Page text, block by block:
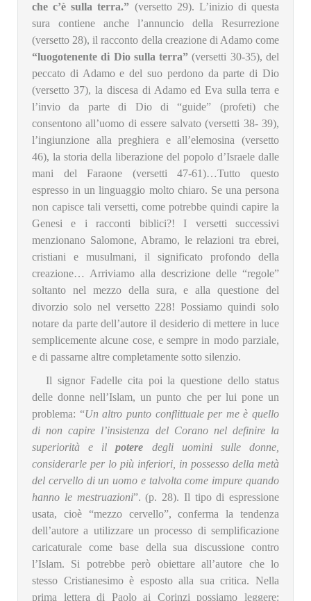
che c’è sulla terra.” (versetto 29). L’inizio di questa
sura contiene anche l’annuncio della Resurrezione
(versetto 28), il racconto della creazione di Adamo come
“luogotenente di Dio sulla terra” (versetti 30-35), del
peccato di Adamo e del suo perdono da parte di Dio
(versetto 37), la discesa di Adamo ed Eva sulla terra e
l’invio da parte di Dio di “guide” (profeti) che
consentono all’uomo di essere salvato (versetti 38- 39),
l’ingiunzione alla preghiera e all’elemosina (versetto
46), la storia della liberazione del popolo d’Israele dalle
mani del Faraone (versetti 47-61)…Tutto questo
espresso in un linguaggio molto chiaro. Se una persona
non capisce tali versetti, come potrebbe quindi capire la
Genesi e i racconti biblici?! I versetti successivi
menzionano Salomone, Abramo, le relazioni tra ebrei,
cristiani e musulmani, il significato profondo della
creazione… Arriviamo alla descrizione delle “regole”
soltanto nel mezzo della sura, e alla questione del
divorzio solo nel versetto 228! Possiamo quindi solo
notare da parte dell’autore il desiderio di mettere in luce
semplicemente alcune cose, e sempre in modo parziale,
e di passarne altre completamente sotto silenzio.
Il signor Fadelle cita poi la questione dello status
delle donne nell’Islam, un punto che per lui pone un
problema: “Un altro punto conflittuale per me è quello
di non capire l’insistenza del Corano nel definire la
superiorità e ilpotere degli uomini sulle donne,
considerarle per lo più inferiori, in possesso della metà
del cervello di un uomo e talvolta come impure quando
hanno le mestruazioni”. (p. 28). Il tipo di espressione
usata, cioè “mezzo cervello”, conferma la tendenza
dell’autore a utilizzare un processo di semplificazione
caricaturale come base della sua discussione contro
l’Islam. Si potrebbe però obiettare all’autore che lo
stesso Cristianesimo è esposto alla sua critica. Nella
prima lettera di Paolo ai Corinzi possiamo leggere: